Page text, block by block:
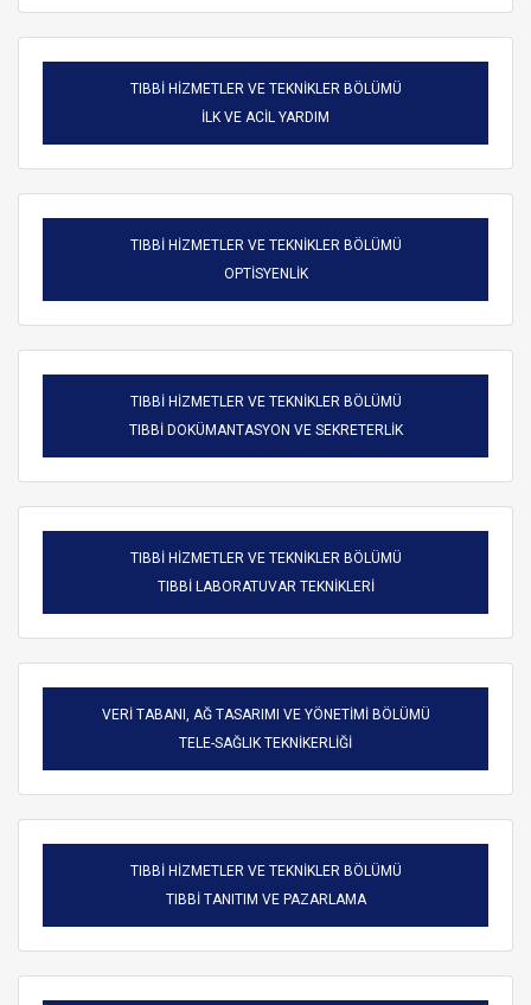
TIBBİ HİZMETLER VE TEKNİKLER BÖLÜMÜ
İLK VE ACİL YARDIM
TIBBİ HİZMETLER VE TEKNİKLER BÖLÜMÜ
OPTİSYENLİK
TIBBİ HİZMETLER VE TEKNİKLER BÖLÜMÜ
TIBBİ DOKÜMANTASYON VE SEKRETERLİK
TIBBİ HİZMETLER VE TEKNİKLER BÖLÜMÜ
TIBBİ LABORATUVAR TEKNİKLERİ
VERİ TABANI, AĞ TASARIMI VE YÖNETİMİ BÖLÜMÜ
TELE-SAĞLIK TEKNİKERLİĞİ
TIBBİ HİZMETLER VE TEKNİKLER BÖLÜMÜ
TIBBİ TANITIM VE PAZARLAMA